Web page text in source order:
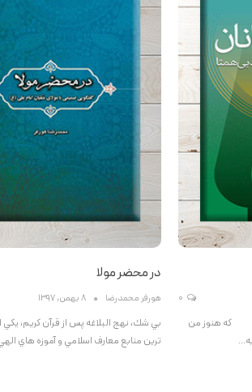
که هنوز من
در محضر مولا
هورفر محمدرضا 8 بهمن, 1397
بي شك، نهج البلاغه پس از قرآن كريم، يكي
ترين منابع معارف اسلامي و آموزه هاي